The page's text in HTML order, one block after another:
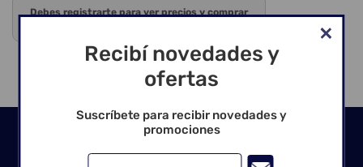
Debes registrarte para ver precios y comprar
Seguinos en las redes
Recibí novedades y
ofertas
Suscríbete para recibir novedades y
promociones